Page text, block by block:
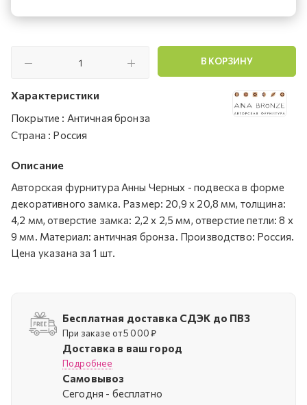
В КОРЗИНУ
Характеристики
Покрытие : Античная бронза
Страна : Россия
Описание
Авторская фурнитура Анны Черных - подвеска в форме
декоративного замка. Размер: 20,9 х 20,8 мм, толщина:
4,2 мм, отверстие замка: 2,2 х 2,5 мм, отверстие петли: 8 х
9 мм. Материал: античная бронза. Производство: Россия.
Цена указана за 1 шт.
Бесплатная доставка СДЭК до ПВЗ
При заказе от 5 000 ₽
Доставка в ваш город
Подробнее
Самовывоз
Cегодня - бесплатно